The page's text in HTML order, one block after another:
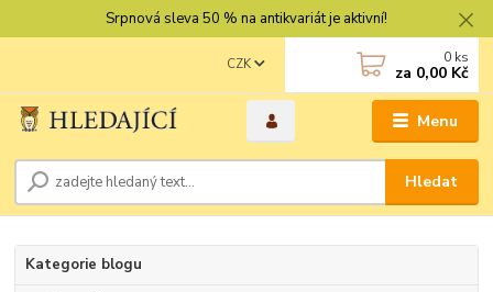
Srpnová sleva 50 % na antikvariát je aktivní!
Menu
CZK
Hledat
0 ks
za 0,00 Kč
Kategorie blogu